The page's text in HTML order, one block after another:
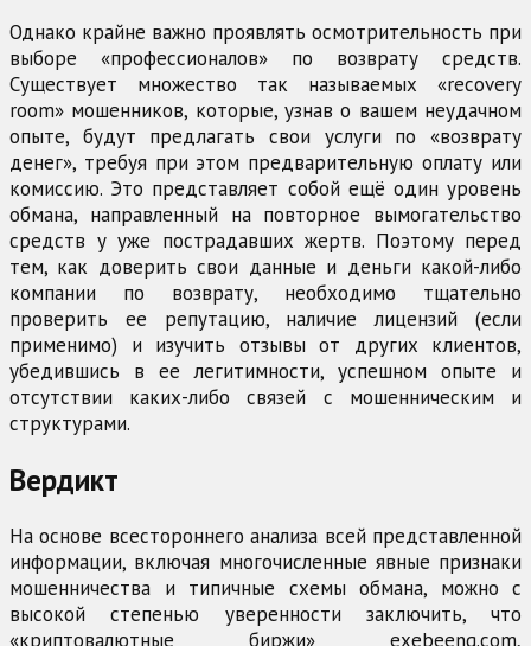
Однако крайне важно проявлять осмотрительность при
выборе «профессионалов» по возврату средств.
Существует множество так называемых «recovery
room» мошенников, которые, узнав о вашем неудачном
опыте, будут предлагать свои услуги по «возврату
денег», требуя при этом предварительную оплату или
комиссию. Это представляет собой ещё один уровень
обмана, направленный на повторное вымогательство
средств у уже пострадавших жертв. Поэтому перед
тем, как доверить свои данные и деньги какой-либо
компании по возврату, необходимо тщательно
проверить ее репутацию, наличие лицензий (если
применимо) и изучить отзывы от других клиентов,
убедившись в ее легитимности, успешном опыте и
отсутствии каких-либо связей с мошенническим и
структурами.
Вердикт
На основе всестороннего анализа всей представленной
информации, включая многочисленные явные признаки
мошенничества и типичные схемы обмана, можно с
высокой степенью уверенности заключить, что
«криптовалютные биржи» exebeeng.com,